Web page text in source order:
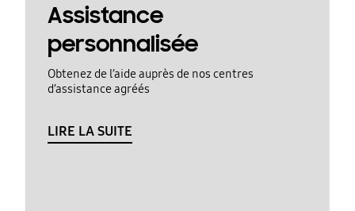
Assistance
personnalisée
Obtenez de l’aide auprès de nos centres
d’assistance agréés
LIRE LA SUITE